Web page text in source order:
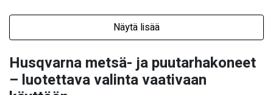
– Husqvarna Automower
410XE NERA
– Husqvarna Automower
tarkistuksella, se pitää
sähkönsaannin
haastavissa
olosuhteissa.
Näytä lisää
Husqvarna metsä- ja puutarhakoneet
– luotettava valinta vaativaan